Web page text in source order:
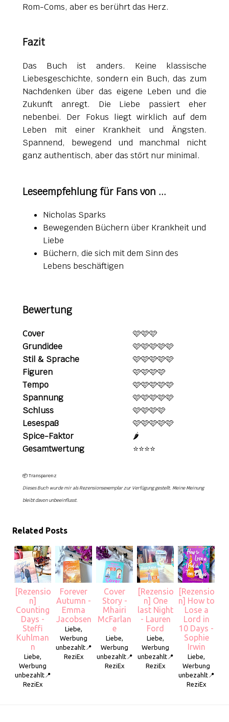
Rom-Coms, aber es berührt das Herz.
Fazit
Das Buch ist anders. Keine klassische
Liebesgeschichte, sondern ein Buch, das zum
Nachdenken über das eigene Leben und die
Zukunft anregt. Die Liebe passiert eher
nebenbei. Der Fokus liegt wirklich auf dem
Leben mit einer Krankheit und Ängsten.
Spannend, bewegend und manchmal nicht
ganz authentisch, aber das stört nur minimal.
Leseempfehlung für Fans von ...
Nicholas Sparks
Bewegenden Büchern über Krankheit und
Liebe
Büchern, die sich mit dem Sinn des
Lebens beschäftigen
Bewertung
Cover
🩷🩷🩷
Grundidee
🩷🩷🩷🩷🩷
Stil & Sprache
🩷🩷🩷🩷🩷
Figuren
🩷🩷🩷🩷
Tempo
🩷🩷🩷🩷🩷
Spannung
🩷🩷🩷🩷🩷
Schluss
🩷🩷🩷🩷
Lesespaß
🩷🩷🩷🩷🩷
Spice-Faktor
🌶️
Gesamtwertung
⭐️⭐️⭐️⭐️
📦 Transparenz
Dieses Buch wurde mir als Rezensionsexemplar zur Verfügung gestellt. Meine Meinung
bleibt davon unbeeinflusst.
Related Posts
[Rezensio
n]
Counting
Days -
Steffi
Kuhlman
n
Liebe,
Werbung
unbezahlt📍
ReziEx
Forever
Autumn -
Emma
Jacobsen
Liebe,
Werbung
unbezahlt📍
ReziEx
Cover
Story -
Mhairi
McFarlan
e
Liebe,
Werbung
unbezahlt📍
ReziEx
[Rezensio
n] One
last Night
- Lauren
Ford
Liebe,
Werbung
unbezahlt📍
ReziEx
[Rezensio
n] How to
Lose a
Lord in
10 Days -
Sophie
Irwin
Liebe,
Werbung
unbezahlt📍
ReziEx